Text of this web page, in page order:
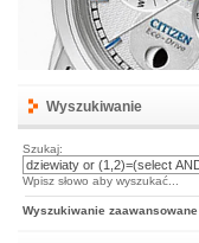
Wyszukiwanie
Szukaj:
Wpisz słowo aby wyszukać...
Wyszukiwanie zaawansowane